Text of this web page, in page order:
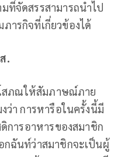
ที่จัดสรรสามารถนำไป
ารกิจที่เกี่ยวข้องได้
.
สภณให้สัมภาษณ์ภาย
ว่า การหารือในครั้งนี้มี
ดิการอาหารของสมาชิก
กฉันท์ว่าสมาชิกจะเป็นผู้